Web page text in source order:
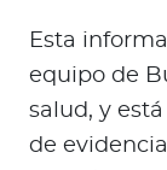
Esta
equipo de
salud, y
de